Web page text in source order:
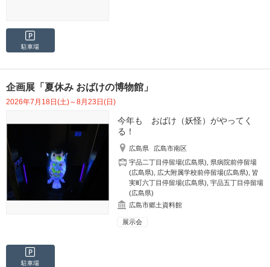
駐車場
企画展「夏休み おばけの博物館」
2026年7月18日(土)～8月23日(日)
今年も おばけ（妖怪）がやってく
る！
広島県
広島市南区
宇品二丁目停留場(広島県)
県病院前停留場
(広島県)
広大附属学校前停留場(広島県)
皆
実町六丁目停留場(広島県) ,宇品五丁目停留場
(広島県)
広島市郷土資料館
展示会
駐車場